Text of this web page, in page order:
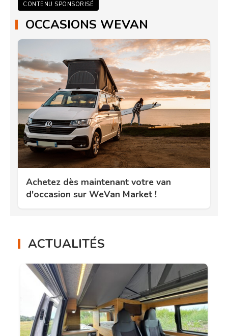
CONTENU SPONSORISÉ
OCCASIONS WEVAN
Achetez dès maintenant votre van
d'occasion sur WeVan Market !
ACTUALITÉS